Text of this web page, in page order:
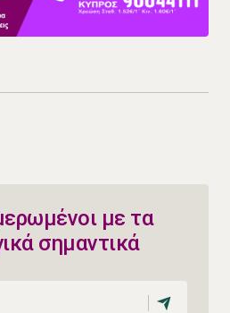
με τα
σημαντικά